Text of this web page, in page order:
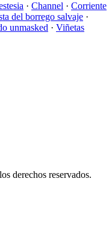
· Channel · Corriente
del borrego salvaje ·
unmasked · Viñetas
derechos reservados.